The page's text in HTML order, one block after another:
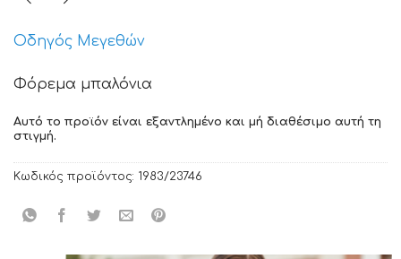
Οδηγός Μεγεθών
Φόρεμα μπαλόνια
Αυτό το προϊόν είναι εξαντλημένο και μή διαθέσιμο αυτή τη
στιγμή.
Κωδικός προϊόντος: 1983/23746